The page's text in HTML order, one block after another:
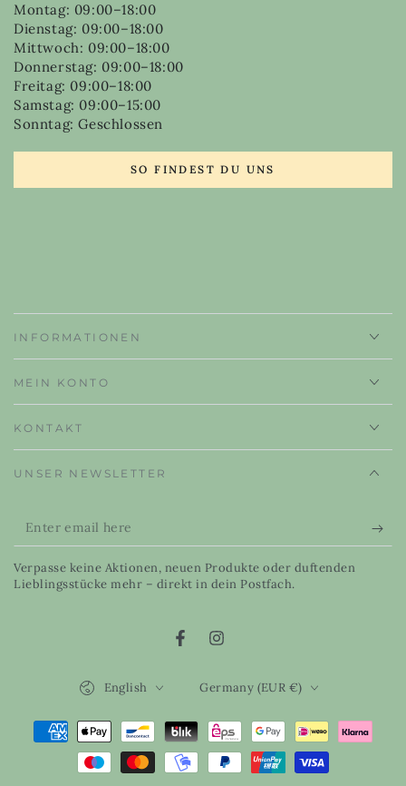
Montag: 09:00–18:00
Dienstag: 09:00–18:00
Mittwoch: 09:00–18:00
Donnerstag: 09:00–18:00
Freitag: 09:00–18:00
Samstag: 09:00–15:00
Sonntag: Geschlossen
SO FINDEST DU UNS
INFORMATIONEN
MEIN KONTO
KONTAKT
UNSER NEWSLETTER
Enter
email
here
Verpasse keine Aktionen, neuen Produkte oder duftenden
Lieblingsstücke mehr – direkt in dein Postfach.
FacebookInstagram
English Germany (EUR €)
Payment
methods